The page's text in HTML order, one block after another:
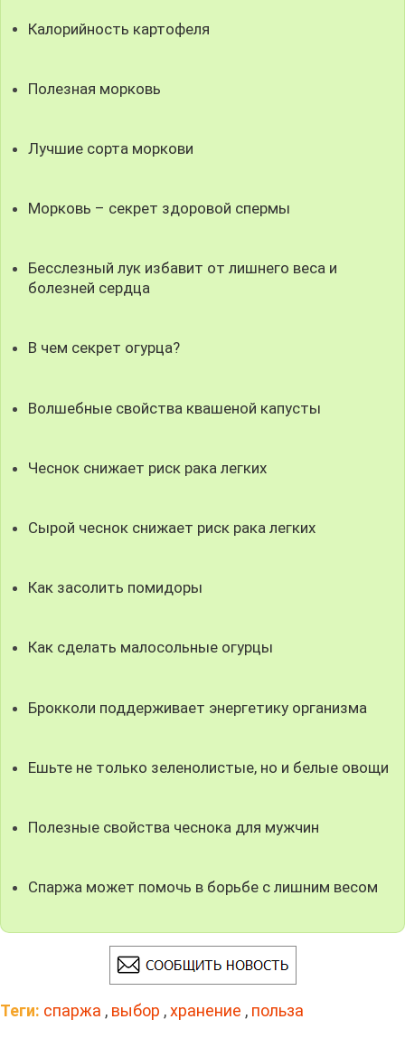
Калорийность картофеля
Полезная морковь
Лучшие сорта моркови
Морковь – секрет здоровой спермы
Бесслезный лук избавит от лишнего веса и
болезней сердца
В чем секрет огурца?
Волшебные свойства квашеной капусты
Чеснок снижает риск рака легких
Сырой чеснок снижает риск рака легких
Как засолить помидоры
Как сделать малосольные огурцы
Брокколи поддерживает энергетику организма
Ешьте не только зеленолистые, но и белые овощи
Полезные свойства чеснока для мужчин
Спаржа может помочь в борьбе с лишним весом
Теги: спаржа , выбор ,хранение , польза